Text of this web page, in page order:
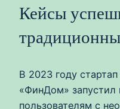
Кейсы
В 2023 году
«ФинДом»
пользователям с